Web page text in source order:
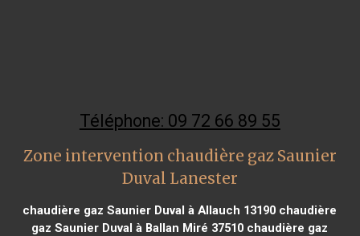
Téléphone: 09 72 66 89 55
Zone intervention chaudière gaz Saunier
Duval Lanester
chaudière gaz Saunier Duval à Allauch 13190 chaudière
gaz Saunier Duval à Ballan Miré 37510 chaudière gaz